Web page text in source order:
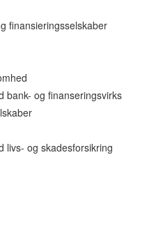
finansieringsselskaber
bank- og finanseringsvirks
livs- og skadesforsikring